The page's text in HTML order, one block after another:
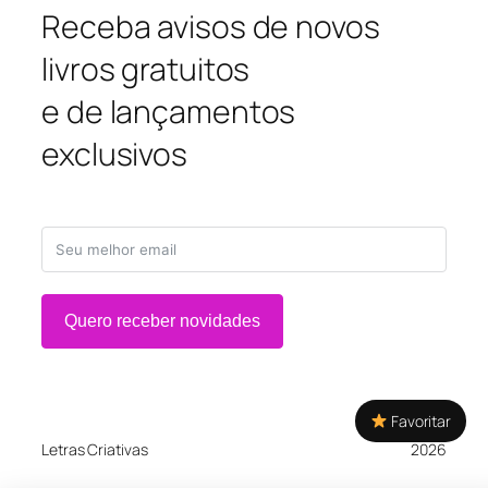
Receba avisos de novos
livros gratuitos
e de lançamentos
exclusivos
Quero receber novidades
Letras Criativas 2026
Favoritar